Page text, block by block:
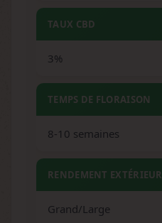
TAUX CBD
3%
TEMPS DE FLORAISON
8-10 semaines
RENDEMENT EXTÉRIEUR
Grand/Large